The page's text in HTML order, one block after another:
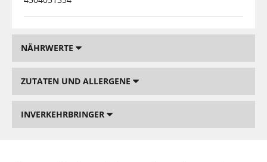
NÄHRWERTE
ZUTATEN UND ALLERGENE
INVERKEHRBRINGER